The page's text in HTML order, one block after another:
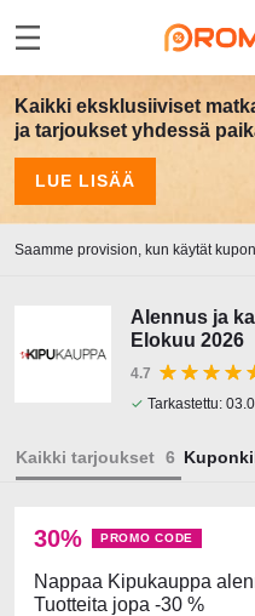
Kaikki eksklusiiviset
ja tarjoukset yhdessä
LUE LISÄÄ
Saamme provision, kun käytät
Alennus ja
Elokuu 2026
4.7
✓ Tarkastettu:
Kaikki tarjoukset
30% PROMO CODE
Nappaa Kipukauppa
Tuotteita jopa -30 %